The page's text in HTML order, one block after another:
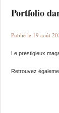
Portfolio
Publié le 19 août
Le prestigieux
Retrouvez